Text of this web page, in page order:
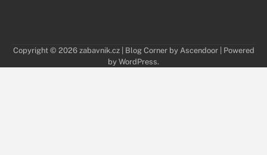
Copyright © 2026 zabavnik.cz| Blog Corner by Ascendoor| Powered
by WordPress.